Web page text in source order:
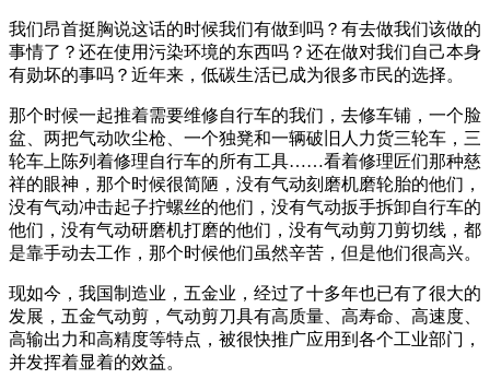
我们昂首挺胸说这话的时候我们有做到吗？有去做我们该做的
事情了？还在使用污染环境的东西吗？还在做对我们自己本身
有勋坏的事吗？近年来，低碳生活已成为很多市民的选择。
那个时候一起推着需要维修自行车的我们，去修车铺，一个脸
盆、两把气动吹尘枪、一个独凳和一辆破旧人力货三轮车，三
轮车上陈列着修理自行车的所有工具……看着修理匠们那种慈
祥的眼神，那个时候很简陋，没有气动刻磨机磨轮胎的他们，
没有气动冲击起子拧螺丝的他们，没有气动扳手拆卸自行车的
他们，没有气动研磨机打磨的他们，没有气动剪刀剪切线，都
是靠手动去工作，那个时候他们虽然辛苦，但是他们很高兴。
现如今，我国制造业，五金业，经过了十多年也已有了很大的
发展，五金气动剪，气动剪刀具有高质量、高寿命、高速度、
高输出力和高精度等特点，被很快推广应用到各个工业部门，
并发挥着显着的效益。